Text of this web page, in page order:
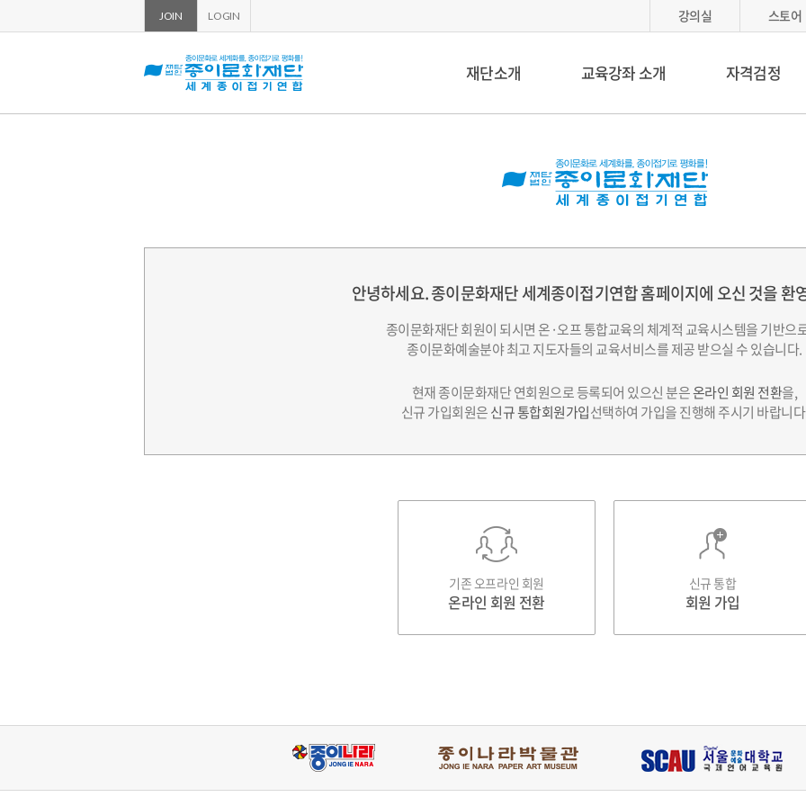
JOIN LOGIN 강의실 스토어
재단소개 교육강좌 소개 자격검정
가
안녕하세요.종이문화재단 세계종이접기연합 홈페이지에 오신 것을 환
종이문화재단 회원이 되시면 온·오프 통합교육의 체계적 교육시스템을 기반으
종이문화예술분야 최고 지도자들의 교육서비스를 제공 받으실 수 있습니다.
현재 종이문화재단 연회원으로 등록되어 있으신 분은온라인 회원 전환을,
신규 가입회원은신규 통합회원가입선택하여 가입을 진행해 주시기 바랍니
기존 오프라인 회원
온라인 회원 전환
신규 통합
회원 가입